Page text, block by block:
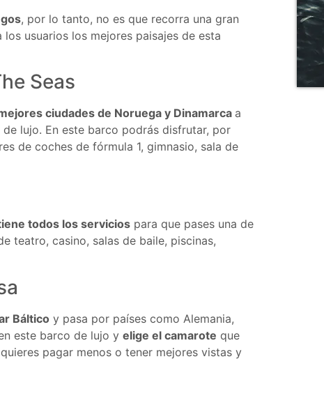
, por lo tanto, no es que recorra una gran
usuarios los mejores paisajes de esta
Seas
ciudades de Noruega y Dinamarca a
lujo. En este barco podrás disfrutar, por
de coches de fórmula 1, gimnasio, sala de
todos los servicios para que pases una de
teatro, casino, salas de baile, piscinas,
Báltico y pasa por países como Alemania,
este barco de lujo yelige el camarote que
pagar menos o tener mejores vistas y